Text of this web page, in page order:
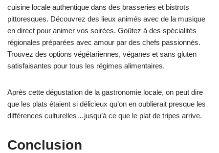
cuisine locale authentique dans des brasseries et bistrots
pittoresques. Découvrez des lieux animés avec de la musique
en direct pour animer vos soirées. Goûtez à des spécialités
régionales préparées avec amour par des chefs passionnés.
Trouvez des options végétariennes, véganes et sans gluten
satisfaisantes pour tous les régimes alimentaires.
Après cette dégustation de la gastronomie locale, on peut dire
que les plats étaient si délicieux qu’on en oublierait presque les
différences culturelles…jusqu’à ce que le plat de tripes arrive.
Conclusion